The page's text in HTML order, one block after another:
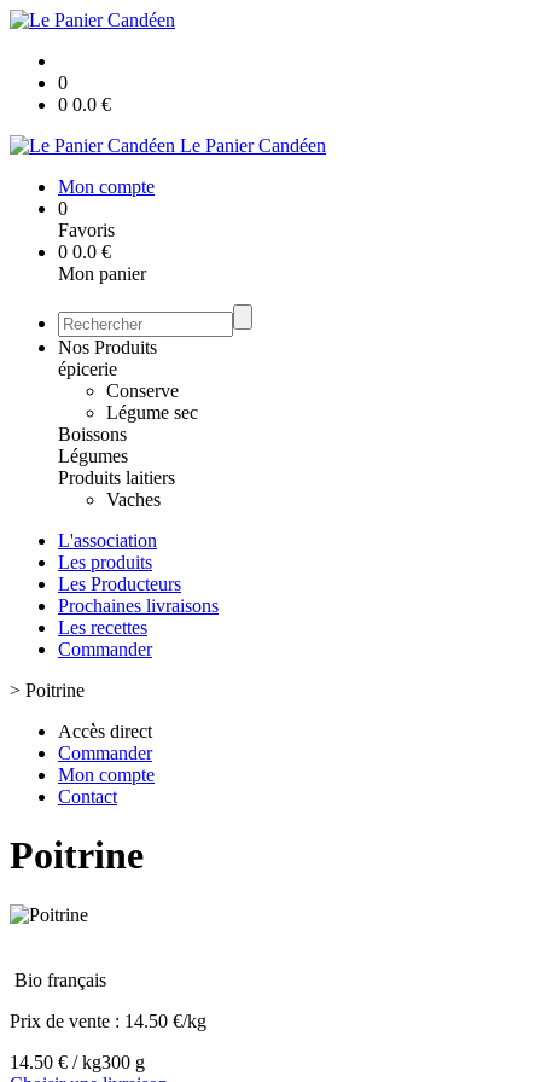
0
0 0.0 €
Le Panier Candéen
Mon compte
0
Favoris
0 0.0 €
Mon panier
Nos Produits
épicerie
Conserve
Légume sec
Boissons
Légumes
Produits laitiers
Vaches
L'association
Les produits
Les Producteurs
Prochaines livraisons
Les recettes
Commander
> Poitrine
Accès direct
Commander
Mon compte
Contact
Poitrine
Bio français
Prix de vente : 14.50 €/kg
14.50 € / kg300 g